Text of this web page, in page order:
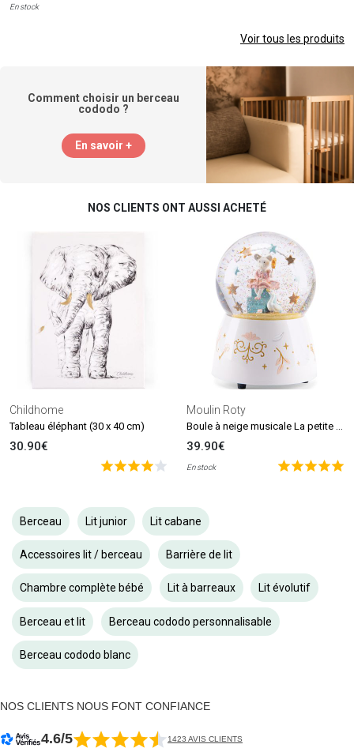
En stock
Voir tous les produits
Comment choisir un berceau
cododo ?
En savoir +
NOS CLIENTS ONT AUSSI ACHETÉ
Childhome
Tableau éléphant (30 x 40 cm)
30.90€
Moulin Roty
Boule à neige musicale La petite école de danse
39.90€
En stock
Berceau Lit junior Lit cabane
Accessoires lit / berceau Barrière de lit
Chambre complète bébé Lit à barreaux Lit évolutif
Berceau et lit Berceau cododo personnalisable
Berceau cododo blanc
NOS CLIENTS NOUS FONT CONFIANCE
4.6/5 1423 AVIS CLIENTS